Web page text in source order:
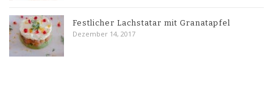
Festlicher Lachstatar mit Granatapfel
Dezember 14, 2017